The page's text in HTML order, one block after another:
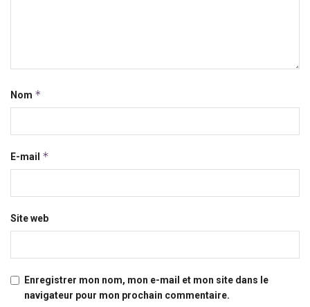
Nom *
E-mail *
Site web
Enregistrer mon nom, mon e-mail et mon site dans le
navigateur pour mon prochain commentaire.